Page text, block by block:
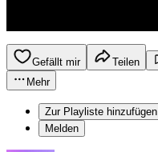
Gefällt mir Teilen
Mehr
Zur Playliste hinzufügen
Melden